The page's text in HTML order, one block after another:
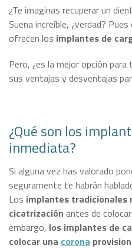
¿Te imaginas recuperar un
Suena increíble, ¿verdad?
ofrecen los implantes de
Pero, ¿es la mejor opción
sus ventajas y desventajas
¿Qué son los
inmediata?
Si alguna vez has valorado
seguramente te habrán
Los implantes tradicionales
cicatrización antes de
embargo, los implantes de
colocar una corona